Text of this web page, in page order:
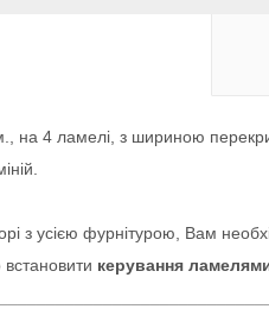
на 4 ламелі, з шириною
з усією фурнітурою, Вам
керування